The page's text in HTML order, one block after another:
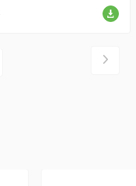
можно создавать д